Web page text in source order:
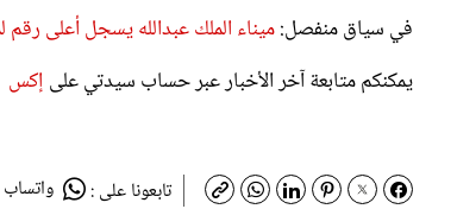
في سياق منفصل:ميناء الملك عبدالله يسجل أعلى
يمكنكم متابعة آخر الأخبار عبر حساب سيدتي على إكس
تابعونا على : واتساب